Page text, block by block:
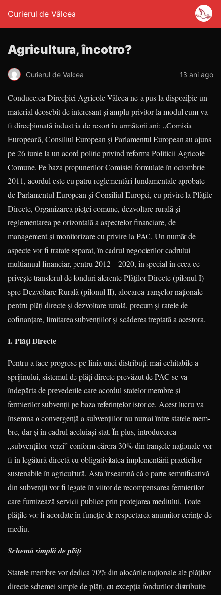
Curierul de Vâlcea
Agricultura, încotro?
Curierul de Valcea 13 ani ago
Conducerea Direcþiei Agricole Vâlcea ne-a pus la dispoziþie un
material deosebit de interesant şi amplu privitor la modul cum va
fi direcþionatã industria de resort în urmãtorii ani: „Comisia
Europeanã, Consiliul European și Parlamentul European au ajuns
pe 26 iunie la un acord politic privind reforma Politicii Agricole
Comune. Pe baza propunerilor Comisiei formulate în octombrie
2011, acordul este cu patru reglementãri fundamentale aprobate
de Parlamentul European și Consiliul Europei, cu privire la Plãțile
Directe, Organizarea pieței comune, dezvoltare ruralã și
reglementarea pe orizontalã a aspectelor financiare, de
management și monitorizare cu privire la PAC. Un numãr de
aspecte vor fi tratate separat, în cadrul negocierilor cadrului
multianual financiar, pentru 2012 – 2020, în special în ceea ce
privește transferul de fonduri aferente Plãților Directe (pilonul I)
spre Dezvoltare Ruralã (pilonul II), alocarea tranșelor naționale
pentru plãți directe și dezvoltare ruralã, precum și ratele de
cofinanțare, limitarea subvențiilor și scãderea treptatã a acestora.
I. Plăți Directe
Pentru a face progrese pe linia unei distribuții mai echitabile a
sprijinului, sistemul de plăți directe prevăzut de PAC se va
îndepărta de prevederile care acordul statelor membre și
fermierilor subvenții pe baza referințelor istorice. Acest lucru va
însemna o convergență a sub­vențiilor nu numai între statele mem­
bre, dar și în cadrul aceluiași stat. În plus, introducerea
„subvențiilor verzi” con­­form cărora 30% din tranșele națio­nale vor
fi în legătură directă cu obliga­ti­vi­tatea implementării practicilor
suste­na­bile în agricultură. Asta înseamnă că o par­te semnificativă
din subvenții vor fi le­gate în viitor de recompensarea fer­mie­ri­lor
care furnizează servicii publice prin pro­tejarea mediului. Toate
plățile vor fi acor­date în funcție de respectarea anu­mi­tor cerințe de
mediu.
Schemă simplă de plăți
Statele membre vor dedica 70% din alocările naționale ale plăților
directe sche­mei simple de plăți, cu excepția fon­durilor distribuite